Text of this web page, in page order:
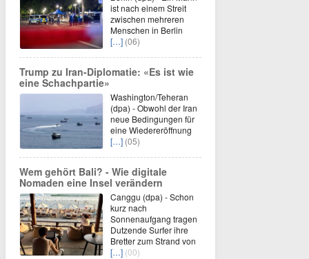
ist nach einem Streit
zwischen mehreren
Menschen in Berlin
[…] (06)
Trump zu Iran-Diplomatie: «Es ist wie
eine Schachpartie»
Washington/Teheran
(dpa) - Obwohl der Iran
neue Bedingungen für
eine Wiedereröffnung
[…] (05)
Wem gehört Bali? - Wie digitale
Nomaden eine Insel verändern
Canggu (dpa) - Schon
kurz nach
Sonnenaufgang tragen
Dutzende Surfer ihre
Bretter zum Strand von
[…] (00)